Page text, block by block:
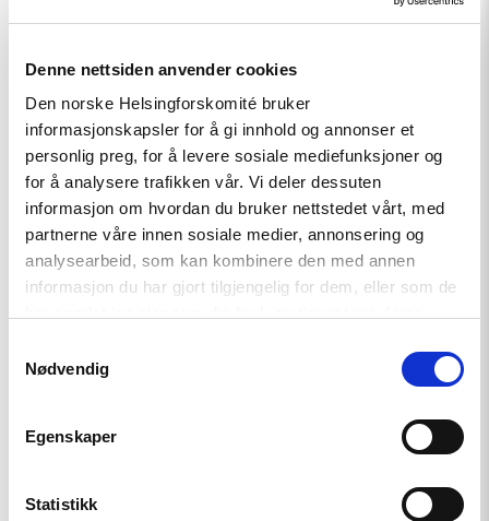
Denne nettsiden anvender cookies
Den norske Helsingforskomité bruker
informasjonskapsler for å gi innhold og annonser et
personlig preg, for å levere sosiale mediefunksjoner og
for å analysere trafikken vår. Vi deler dessuten
informasjon om hvordan du bruker nettstedet vårt, med
partnerne våre innen sosiale medier, annonsering og
analysearbeid, som kan kombinere den med annen
informasjon du har gjort tilgjengelig for dem, eller som de
Nødvendig
Egenskaper
Statistikk
Artikkel
Den indre fienden